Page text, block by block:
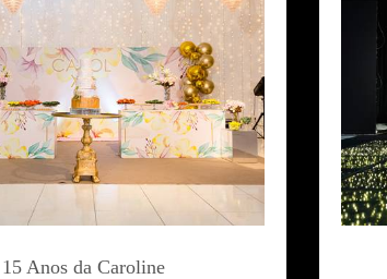
15 Anos da Caroline